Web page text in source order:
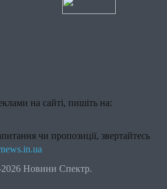
на сайті, пишіть на:
чи пропозиції, звертайтесь
Новини Спектр.